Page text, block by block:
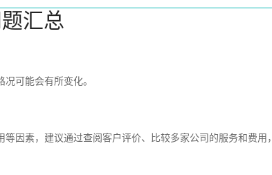
汇总
可能会有所变化。
因素，建议通过查阅客户评价、比较多家公司的服务和费用，